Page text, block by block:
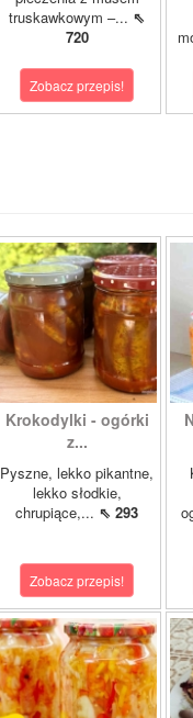
truskawkowym –... ⇖
720
Zobacz przepis!
Krokodylki - ogórki
z...
Pyszne, lekko pikantne,
lekko słodkie,
chrupiące,... ⇖ 293
Zobacz przepis!